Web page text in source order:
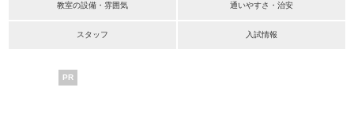
教室の設備・雰囲気 通いやすさ・治安
スタッフ 入試情報
PR